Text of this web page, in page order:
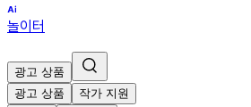
놀이터
광고 상품
광고 상품
작가 지원